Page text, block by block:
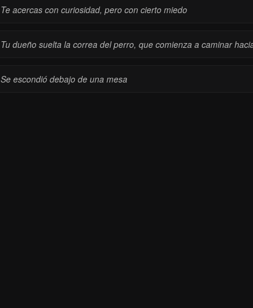
Te acercas con curiosidad, pero con cierto miedo
Tu dueño suelta la correa del perro, que comienza a caminar
Se escondió debajo de una mesa